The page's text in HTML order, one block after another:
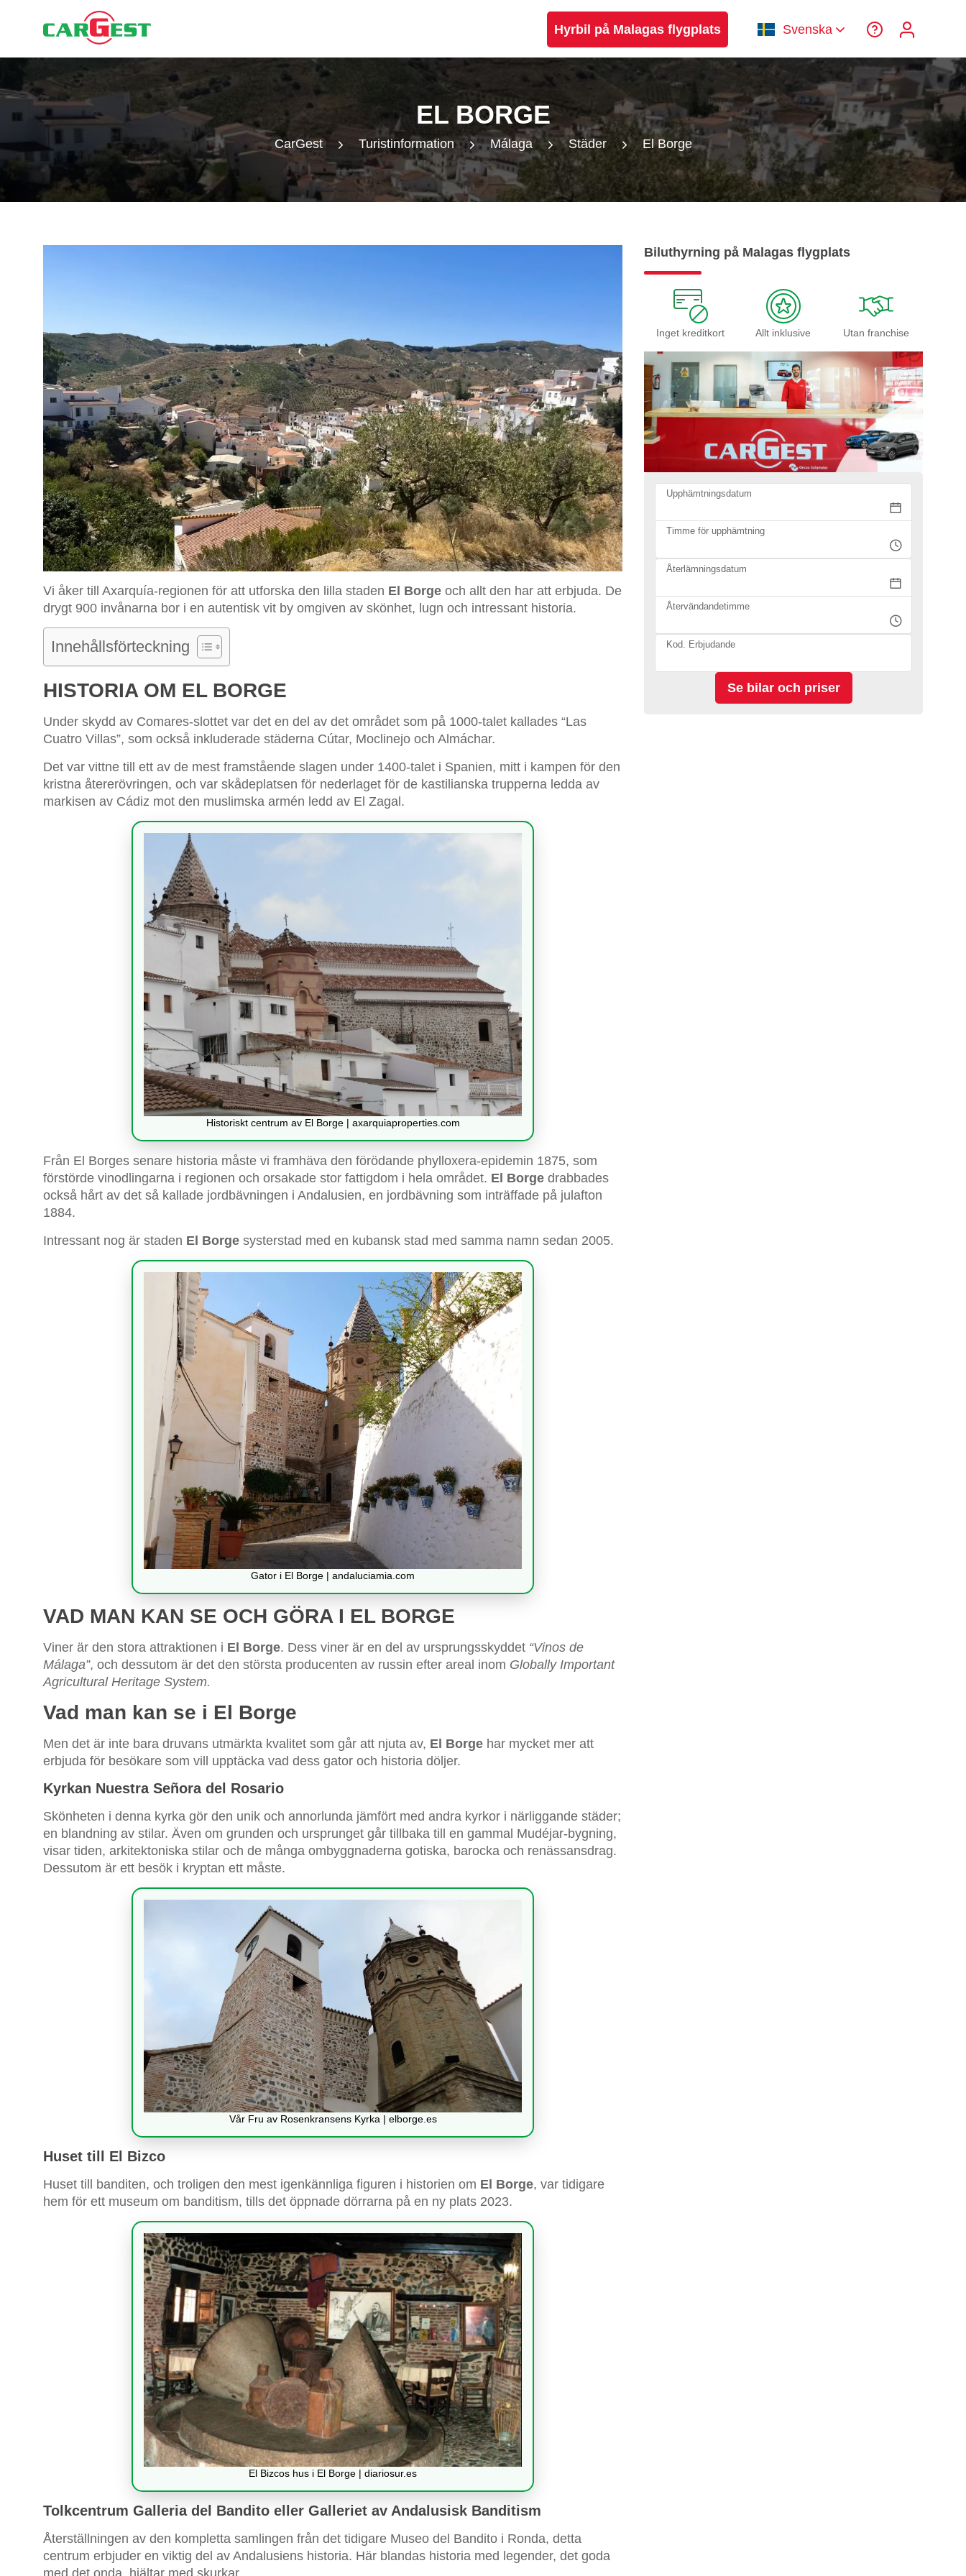
Hyrbil på Malagas flygplats Svenska
EL BORGE
CarGest Turistinformation Málaga Städer El Borge
Vi åker till Axarquía-regionen för att utforska den lilla staden El Borge och allt den har att erbjuda. De
drygt 900 invånarna bor i en autentisk vit by omgiven av skönhet, lugn och intressant historia.
Innehållsförteckning
HISTORIA OM EL BORGE
Under skydd av Comares-slottet var det en del av det området som på 1000-talet kallades “Las
Cuatro Villas”, som också inkluderade städerna Cútar, Moclinejo och Almáchar.
Det var vittne till ett av de mest framstående slagen under 1400-talet i Spanien, mitt i kampen för den
kristna återerövringen, och var skådeplatsen för nederlaget för de kastilianska trupperna ledda av
markisen av Cádiz mot den muslimska armén ledd av El Zagal.
Historiskt centrum av El Borge | axarquiaproperties.com
Från El Borges senare historia måste vi framhäva den förödande phylloxera-epidemin 1875, som
förstörde vinodlingarna i regionen och orsakade stor fattigdom i hela området. El Borge drabbades
också hårt av det så kallade jordbävningen i Andalusien, en jordbävning som inträffade på julafton
1884.
Intressant nog är staden El Borge systerstad med en kubansk stad med samma namn sedan 2005.
Gator i El Borge | andaluciamia.com
VAD MAN KAN SE OCH GÖRA I EL BORGE
Viner är den stora attraktionen i El Borge. Dess viner är en del av ursprungsskyddet “Vinos de
Málaga”, och dessutom är det den största producenten av russin efter areal inom Globally Important
Agricultural Heritage System.
Vad man kan se i El Borge
Men det är inte bara druvans utmärkta kvalitet som går att njuta av, El Borge har mycket mer att
erbjuda för besökare som vill upptäcka vad dess gator och historia döljer.
Kyrkan Nuestra Señora del Rosario
Skönheten i denna kyrka gör den unik och annorlunda jämfört med andra kyrkor i närliggande städer;
en blandning av stilar. Även om grunden och ursprunget går tillbaka till en gammal Mudéjar-bygning,
visar tiden, arkitektoniska stilar och de många ombyggnaderna gotiska, barocka och renässansdrag.
Dessutom är ett besök i kryptan ett måste.
Vår Fru av Rosenkransens Kyrka | elborge.es
Huset till El Bizco
Huset till banditen, och troligen den mest igenkännliga figuren i historien om El Borge, var tidigare
hem för ett museum om banditism, tills det öppnade dörrarna på en ny plats 2023.
El Bizcos hus i El Borge | diariosur.es
Tolkcentrum Galleria del Bandito eller Galleriet av Andalusisk Banditism
Återställningen av den kompletta samlingen från det tidigare Museo del Bandito i Ronda, detta
centrum erbjuder en viktig del av Andalusiens historia. Här blandas historia med legender, det goda
med det onda, hjältar med skurkar.
Biluthyrning på Malagas flygplats
Inget kreditkort Allt inklusive Utan franchise
Upphämtningsdatum
Timme för upphämtning
Återlämningsdatum
Återvändandetimme
Kod. Erbjudande